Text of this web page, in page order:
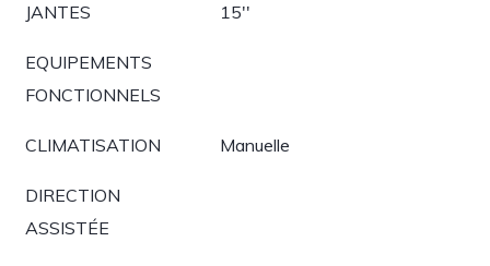
JANTES 15''
EQUIPEMENTS
FONCTIONNELS
CLIMATISATION Manuelle
DIRECTION
ASSISTÉE